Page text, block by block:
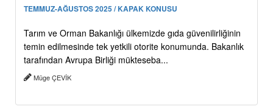
TEMMUZ-AĞUSTOS 2025 / KAPAK KONUSU
Tarım ve Orman Bakanlığı ülkemizde gıda güvenilirliğinin
temin edilmesinde tek yetkili otorite konumunda. Bakanlık
tarafından Avrupa Birliği mükteseba...
Müge ÇEVİK